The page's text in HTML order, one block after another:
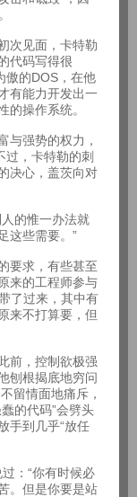
次见面，卡特勒
代码写得很
傲的DOS，在他
有能力开发出一
的操作系统。
与强势的权力，
过，卡特勒的刺
决心，盖茨向对
的惟一办法就
这些需要。”
要求，有些甚至
来的工程师参与
了过来，其中有
来不打算要，但
前，控制欲极强
刨根揭底地穷问
留情面地痛斥，
的代码”会劈头
手到几乎“放任
：“你有时候必
。但是你要是站